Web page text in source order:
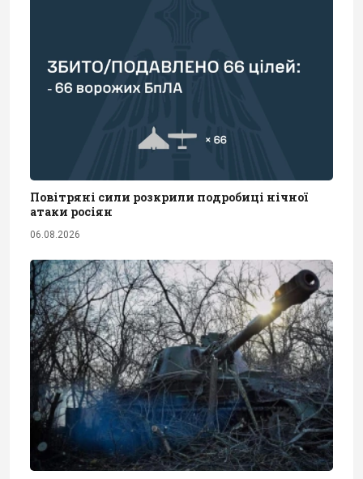
Повітряні сили розкрили подробиці нічної
атаки росіян
06.08.2026